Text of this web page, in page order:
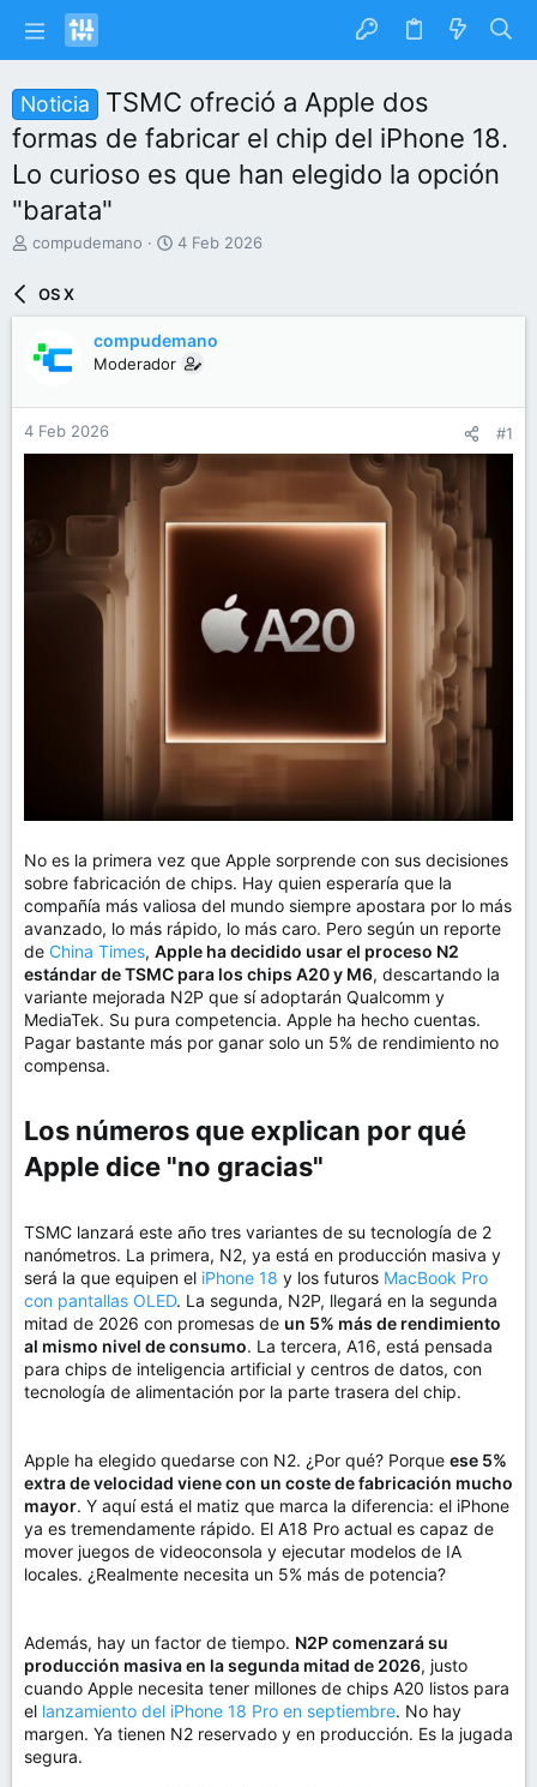
Noticia
TSMC ofreció a Apple dos
formas de fabricar el chip del iPhone 18.
Lo curioso es que han elegido la opción
"barata"
I
a
r
d
e
compudemano
F
d
e
n
c
i
4 Feb 2026
OS X
compudemano
Moderador
4 Feb 2026 #1
No es la primera vez que Apple sorprende con sus decisiones
sobre fabricación de chips. Hay quien esperaría que la
compañía más valiosa del mundo siempre apostara por lo más
avanzado, lo más rápido, lo más caro. Pero según un reporte
de China Times, Apple ha decidido usar el proceso N2
estándar de TSMC para los chips A20 y M6, descartando la
variante mejorada N2P que sí adoptarán Qualcomm y
MediaTek. Su pura competencia. Apple ha hecho cuentas.
Pagar bastante más por ganar solo un 5% de rendimiento no
compensa.
Los números que explican por qué
Apple dice "no gracias"​
TSMC lanzará este año tres variantes de su tecnología de 2
nanómetros. La primera, N2, ya está en producción masiva y
será la que equipen el iPhone 18 y los futuros MacBook Pro
con pantallas OLED. La segunda, N2P, llegará en la segunda
mitad de 2026 con promesas de un 5% más de rendimiento
al mismo nivel de consumo. La tercera, A16, está pensada
para chips de inteligencia artificial y centros de datos, con
tecnología de alimentación por la parte trasera del chip.
Apple ha elegido quedarse con N2. ¿Por qué? Porque ese 5%
extra de velocidad viene con un coste de fabricación mucho
mayor. Y aquí está el matiz que marca la diferencia: el iPhone
ya es tremendamente rápido. El A18 Pro actual es capaz de
mover juegos de videoconsola y ejecutar modelos de IA
locales. ¿Realmente necesita un 5% más de potencia?
Además, hay un factor de tiempo. N2P comenzará su
producción masiva en la segunda mitad de 2026, justo
cuando Apple necesita tener millones de chips A20 listos para
el lanzamiento del iPhone 18 Pro en septiembre. No hay
margen. Ya tienen N2 reservado y en producción. Es la jugada
segura.